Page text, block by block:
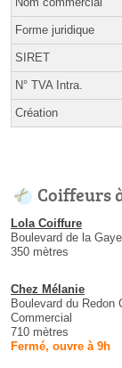
Forme juridique
SIRET
N° TVA Intra.
Création
Coiffeurs
Lola Coiffure
Boulevard de la Gaye
350 mètres
Chez Mélanie
Boulevard du Redon
Commercial
710 mètres
Fermé, ouvre à 9h